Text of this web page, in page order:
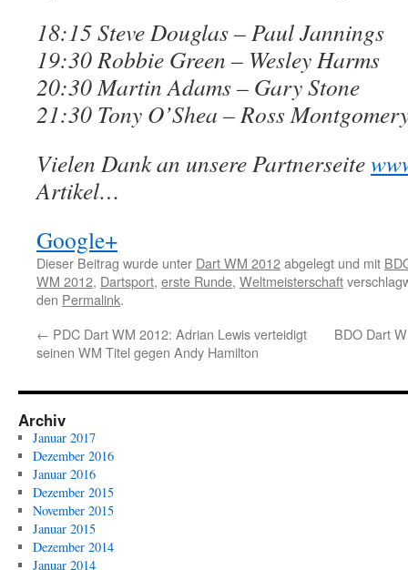
18:15 Steve Douglas – Paul Jannings
19:30 Robbie Green – Wesley Harms
20:30 Martin Adams – Gary Stone
21:30 Tony O’Shea – Ross
Vielen Dank an unsere Partnerseite
Artikel…
Google+
Dieser Beitrag wurde unter Dart WM 2012abgelegt und mit
WM 2012, Dartsport, erste Runde, Weltmeisterschaft
den Permalink.
← PDC Dart WM 2012: Adrian Lewis verteidigt
seinen WM Titel gegen Andy Hamilton
BDO Dart
Archiv
Januar 2017
Dezember 2016
Januar 2016
Dezember 2015
November 2015
Januar 2015
Dezember 2014
Januar 2014